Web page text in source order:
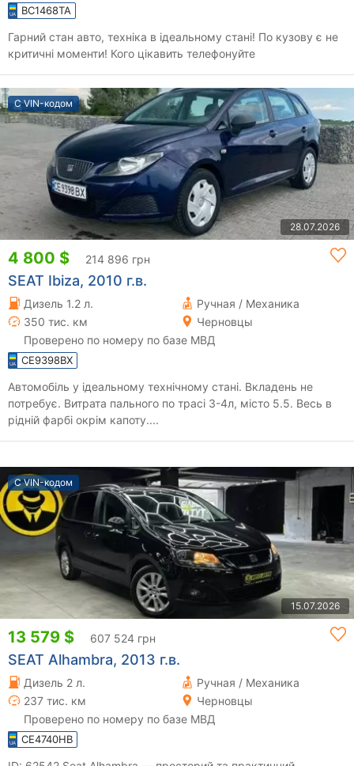
BC1468TA
Гарний стан авто, техніка в ідеальному стані! По кузову є не
критичні моменти! Кого цікавить телефонуйте
С VIN-кодом
28.07.2026
4 800 $ 214 896 грн
SEAT Ibiza, 2010 г.в.
Дизель 1.2 л.
Ручная / Механика
350 тис. км
Черновцы
Проверено по номеру по базе МВД
CE9398BX
Автомобіль у ідеальному технічному стані. Вкладень не
потребує. Витрата пального по трасі 3-4л, місто 5.5. Весь в
рідній фарбі окрім капоту....
С VIN-кодом
15.07.2026
13 579 $ 607 524 грн
SEAT Alhambra, 2013 г.в.
Дизель 2 л.
Ручная / Механика
237 тис. км
Черновцы
Проверено по номеру по базе МВД
CE4740HB